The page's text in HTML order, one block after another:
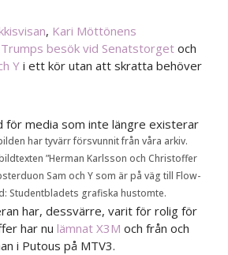
, Kari Möttönens
Trumps besök vid Senatstorget och
Y i ett kör utan att skratta behöver
har tyvärr försvunnit från våra arkiv.
”Herman Karlsson och Christoffer
Sam och Y som är på väg till Flow-
Studentbladets grafiska hustomte.
har, dessvärre, varit för rolig för
har nu lämnat X3M och från och
i Putous på MTV3.